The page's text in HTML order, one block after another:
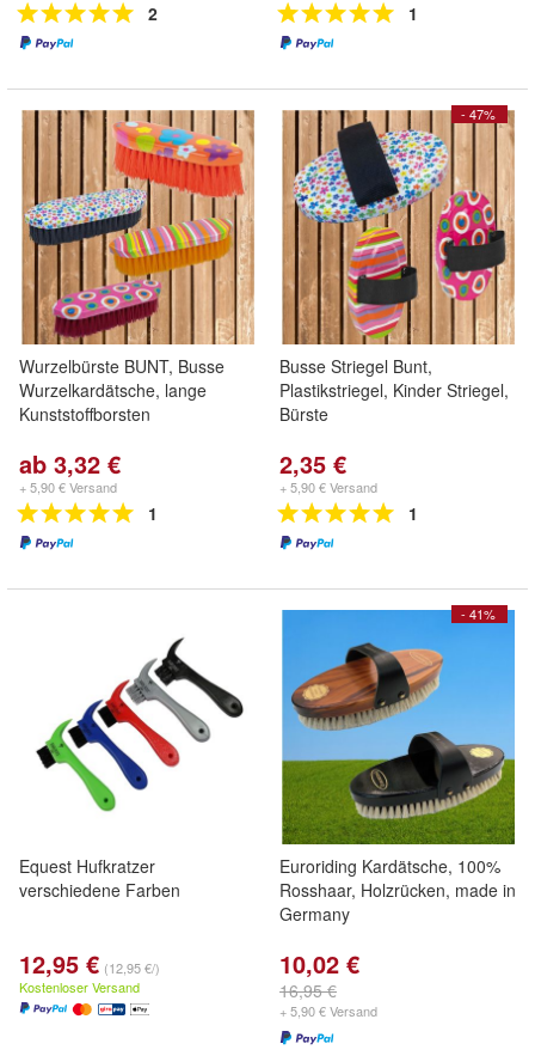
2 1
Wurzelbürste BUNT, Busse
Wurzelkardätsche, lange
Kunststoffborsten
ab 3,32 €
+ 5,90 € Versand
1
- 47%
Busse Striegel Bunt,
Plastikstriegel, Kinder Striegel,
Bürste
2,35 €
+ 5,90 € Versand
1
Equest Hufkratzer
verschiedene Farben
12,95 € (12,95 €/)
Kostenloser Versand
- 41%
Euroriding Kardätsche, 100%
Rosshaar, Holzrücken, made in
Germany
10,02 €
16,95 €
+ 5,90 € Versand